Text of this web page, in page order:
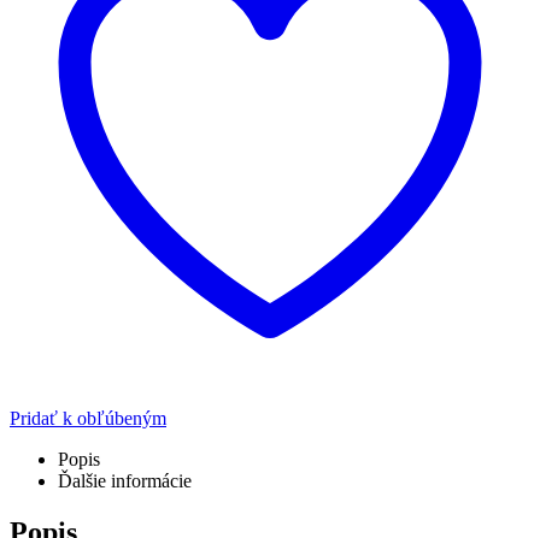
Pridať k obľúbeným
Popis
Ďalšie informácie